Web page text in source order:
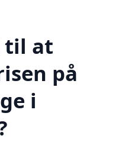
til at
på
i